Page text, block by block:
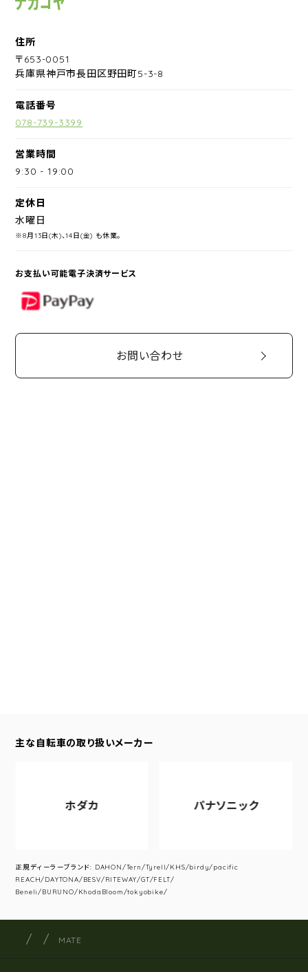
住所
〒653-0051
兵庫県神戸市長田区野田町5-3-8
電話番号
078-739-3399
営業時間
9:30 -19:00
定休日
水曜日
※8月13日(木)、14日(金) も休業。
お支払い可能電子決済サービス
PayPay
お問い合わせ
主な自転車の取り扱いメーカー
ホダカ パナソニック
正規ディーラーブランド: DAHON/Tern/Tyrell/KHS/birdy/pacific
REACH/DAYTONA/BESV/RITEWAY/GT/FELT/
Beneli/BURUNO/KhodaBloom/tokyobike/
サイト内の現在地
サイクルショップナカゴヤ
MATE